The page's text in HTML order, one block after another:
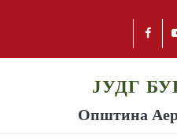
ЈУДГ
Општина